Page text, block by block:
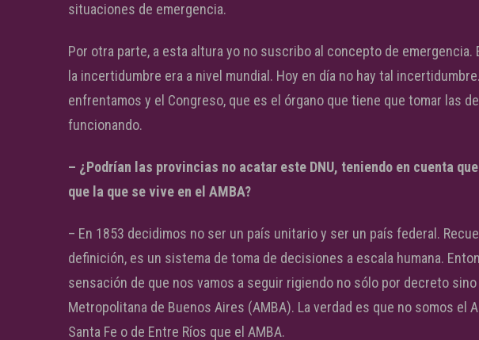
situaciones de emergencia.
Por otra parte, a esta altura yo no suscribo al concepto de emergencia.
la incertidumbre era a nivel mundial. Hoy en día no hay tal
enfrentamos y el Congreso, que es el órgano que tiene que tomar las
funcionando.
– ¿Podrían las provincias no acatar este DNU, teniendo en cuenta
que la que se vive en el AMBA?
– En 1853 decidimos no ser un país unitario y ser un país federal.
definición, es un sistema de toma de decisiones a escala humana.
sensación de que nos vamos a seguir rigiendo no sólo por decreto
Metropolitana de Buenos Aires (AMBA). La verdad es que no somos el
Santa Fe o de Entre Ríos que el AMBA.